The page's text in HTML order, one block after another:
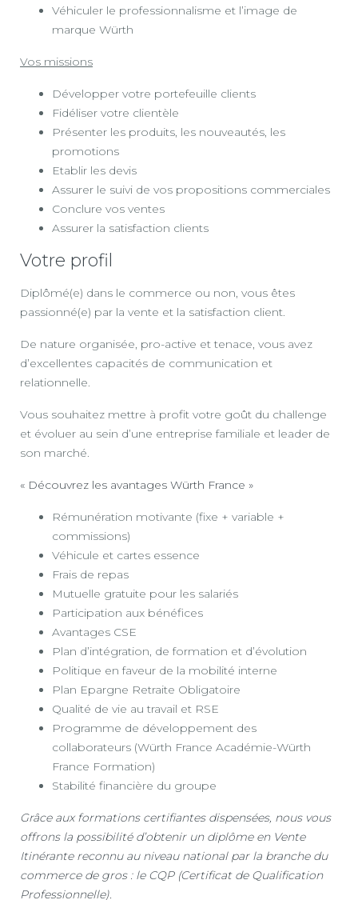
Véhiculer le professionnalisme et l’image de
marque Würth
Vos missions
Développer votre portefeuille clients
Fidéliser votre clientèle
Présenter les produits, les nouveautés, les
promotions
Etablir les devis
Assurer le suivi de vos propositions commerciales
Conclure vos ventes
Assurer la satisfaction clients
Votre profil
Diplômé(e) dans le commerce ou non, vous êtes
passionné(e) par la vente et la satisfaction client.
De nature organisée, pro-active et tenace, vous avez
d’excellentes capacités de communication et
relationnelle.
Vous souhaitez mettre à profit votre goût du challenge
et évoluer au sein d’une entreprise familiale et leader de
son marché.
« Découvrez les avantages Würth France »
Rémunération motivante (fixe + variable +
commissions)
Véhicule et cartes essence
Frais de repas
Mutuelle gratuite pour les salariés
Participation aux bénéfices
Avantages CSE
Plan d’intégration, de formation et d’évolution
Politique en faveur de la mobilité interne
Plan Epargne Retraite Obligatoire
Qualité de vie au travail et RSE
Programme de développement des
collaborateurs (Würth France Académie-Würth
France Formation)
Stabilité financière du groupe
Grâce aux formations certifiantes dispensées, nous vous
offrons la possibilité d’obtenir un diplôme en Vente
Itinérante reconnu au niveau national par la branche du
commerce de gros : le CQP (Certificat de Qualification
Professionnelle).